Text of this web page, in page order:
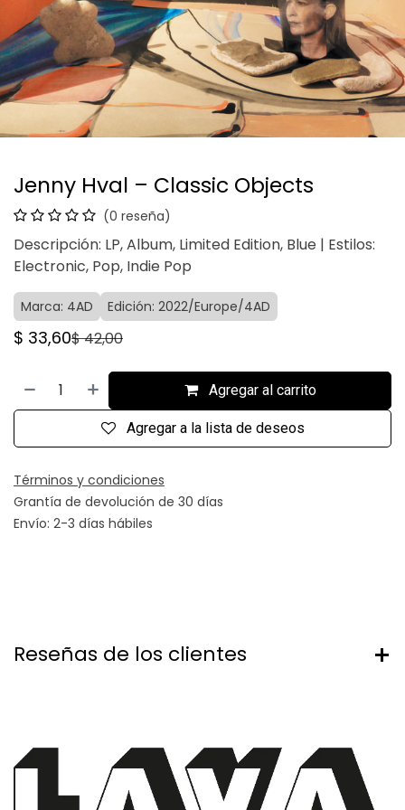
Jenny Hval – Classic Objects
(0 reseña)
Descripción: LP, Album, Limited Edition, Blue | Estilos:
Electronic, Pop, Indie Pop
Marca: 4AD Edición: 2022/Europe/4AD
$ 33,60$42,00
Agregar al carrito
Agregar a la lista de deseos
Términos y condiciones
Grantía de devolución de 30 días
Envío: 2-3 días hábiles
Reseñas de los clientes